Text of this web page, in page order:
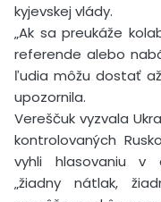
kyjevskej vlády.
„Ak sa preukáže
referende alebo
ľudia môžu dostať až
upozornila.
Vereščuk vyzvala
kontrolovaných
vyhli hlasovaniu v
„žiadny nátlak,